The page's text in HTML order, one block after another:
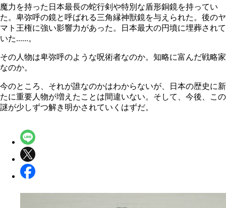
魔力を持った日本最長の蛇行剣や特別な盾形銅鏡を持ってい
た。卑弥呼の鏡と呼ばれる三角縁神獣鏡を与えられた。後のヤ
マト王権に強い影響力があった。日本最大の円墳に埋葬されて
いた......。
その人物は卑弥呼のような呪術者なのか。知略に富んだ戦略家
なのか。
今のところ、それが誰なのかはわからないが、日本の歴史に新
たに重要人物が増えたことは間違いない。そして、今後、この
謎が少しずつ解き明かされていくはずだ。